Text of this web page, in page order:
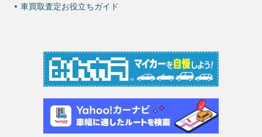
車買取査定お役立ちガイド